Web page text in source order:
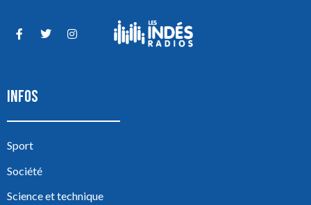
INFOS
Sport
Société
Science et technique